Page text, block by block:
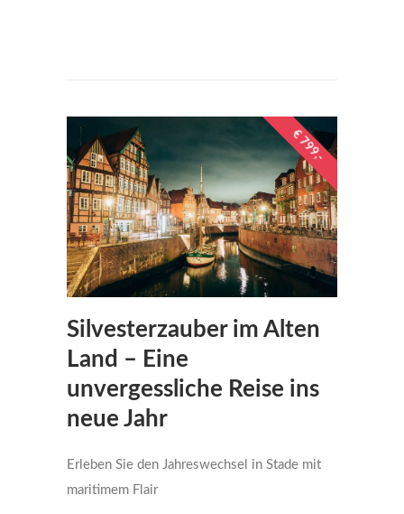
€ 799,-
Silvesterzauber im Alten
Land – Eine
unvergessliche Reise ins
neue Jahr
Erleben Sie den Jahreswechsel in Stade mit
maritimem Flair